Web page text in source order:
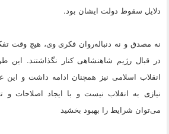
دلایل سقوط دولت ایشان بود.
نه مصدق و نه دنباله‌روان فکری وی، هیچ وقت
در قبال رژیم شاهنشاهی کنار نگذاشتند. این
انقلاب اسلامی نیز همچنان ادامه داشت و این
نیازی به انقلاب نیست و با ایجاد اصلاحات و
می‌توان شرایط را بهبود بخشید